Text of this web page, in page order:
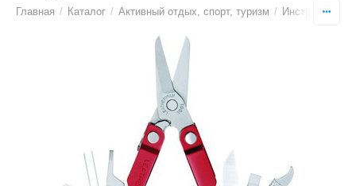
Главная / Каталог / Активный отдых, спорт, туризм / Инструменты